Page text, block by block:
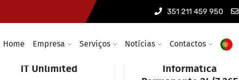
351 211 459 950
Home Empresa Serviços Notícias Contactos
IT Unlimited
Informática